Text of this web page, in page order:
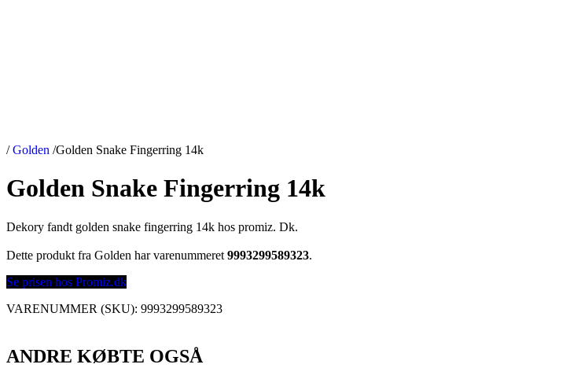
/ Golden /Golden Snake Fingerring 14k
Golden Snake Fingerring 14k
Dekory fandt golden snake fingerring 14k hos promiz. Dk.
Dette produkt fra Golden har varenummeret 9993299589323.
Se prisen hos Promiz.dk
VARENUMMER (SKU): 9993299589323
ANDRE KØBTE OGSÅ